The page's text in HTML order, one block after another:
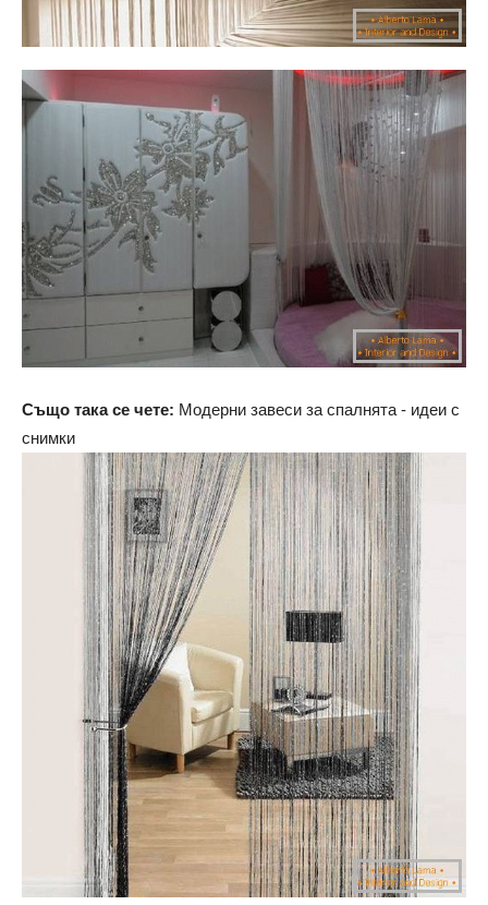
Също така се чете: Модерни завеси за спалнята - идеи с
снимки